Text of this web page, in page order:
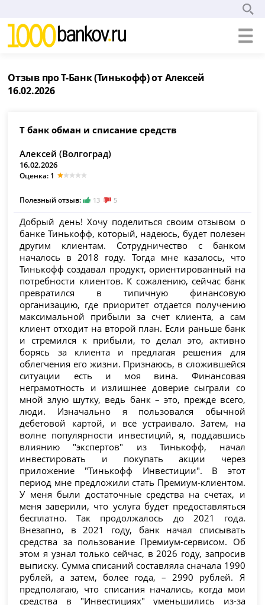
Отзыв про Т-Банк (Тинькофф) от Алексей
16.02.2026
Т банк обман и списание средств
Алексей (Волгоград)
16.02.2026
Оценка: 1
Полезный отзыв: 13 5
Добрый день! Хочу поделиться своим отзывом о
банке Тинькофф, который, надеюсь, будет полезен
другим клиентам. Сотрудничество с банком
началось в 2018 году. Тогда мне казалось, что
Тинькофф создавал продукт, ориентированный на
потребности клиентов. К сожалению, сейчас банк
превратился в типичную финансовую
организацию, где приоритет отдается получению
максимальной прибыли за счет клиента, а сам
клиент отходит на второй план. Если раньше банк
и стремился к прибыли, то делал это, активно
борясь за клиента и предлагая решения для
облегчения его жизни. Признаюсь, в сложившейся
ситуации есть и моя вина. Финансовая
неграмотность и излишнее доверие сыграли со
мной злую шутку, ведь банк – это, прежде всего,
люди. Изначально я пользовался обычной
дебетовой картой, и всё устраивало. Затем, на
волне популярности инвестиций, я, поддавшись
влиянию "экспертов" из Тинькофф, начал
инвестировать и покупать акции через
приложение "Тинькофф Инвестиции". В этот
период мне предложили стать Премиум-клиентом.
У меня были достаточные средства на счетах, и
меня заверили, что услуга будет предоставляться
бесплатно. Так продолжалось до 2021 года.
Внезапно, в 2021 году, банк начал списывать
средства за пользование Премиум-сервисом. Об
этом я узнал только сейчас, в 2026 году, запросив
выписку. Сумма списаний составляла сначала 1990
рублей, а затем, более года, – 2990 рублей. Я
предполагаю, что списания начались, когда мои
средства в "Инвестициях" уменьшились из-за